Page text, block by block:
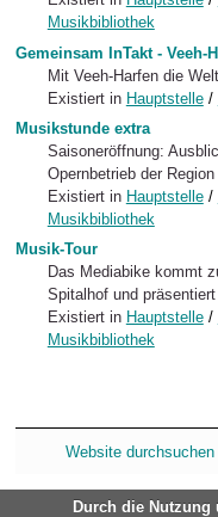
Musikbibliothek
Gemeinsam InTakt - Veeh-
Mit Veeh-Harfen die
Existiert in Hauptstelle /
Musikstunde extra
Saisoneröffnung:
Opernbetrieb der Region
Existiert in Hauptstelle /
Musikbibliothek
Musik-Tour
Das Mediabike kommt
Spitalhof und
Existiert in Hauptstelle /
Musikbibliothek
Website durchsuchen
Durch die Nutzung